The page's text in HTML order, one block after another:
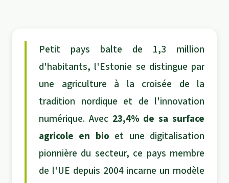
Petit pays balte de 1,3 million
d'habitants, l'Estonie se distingue par
une agriculture à la croisée de la
tradition nordique et de l'innovation
numérique. Avec 23,4% de sa surface
agricole en bio et une digitalisation
pionnière du secteur, ce pays membre
de l'UE depuis 2004 incarne un modèle